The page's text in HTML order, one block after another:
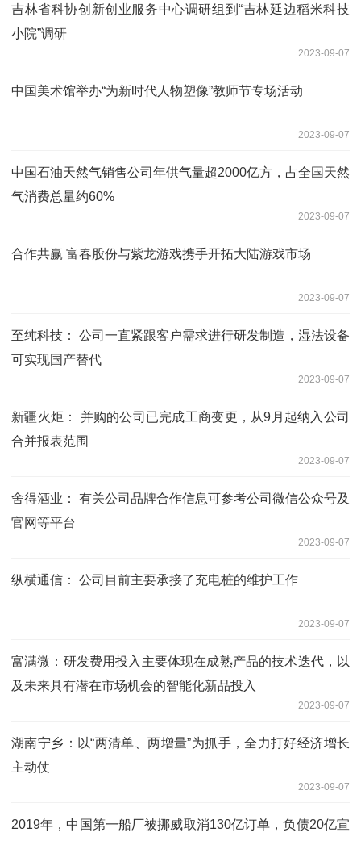
吉林省科协创新创业服务中心调研组到“吉林延边稻米科技
小院”调研
2023-09-07
中国美术馆举办“为新时代人物塑像”教师节专场活动
2023-09-07
中国石油天然气销售公司年供气量超2000亿方，占全国天然
气消费总量约60%
2023-09-07
合作共赢 富春股份与紫龙游戏携手开拓大陆游戏市场
2023-09-07
至纯科技： 公司一直紧跟客户需求进行研发制造，湿法设备
可实现国产替代
2023-09-07
新疆火炬： 并购的公司已完成工商变更，从9月起纳入公司
合并报表范围
2023-09-07
舍得酒业： 有关公司品牌合作信息可参考公司微信公众号及
官网等平台
2023-09-07
纵横通信： 公司目前主要承接了充电桩的维护工作
2023-09-07
富满微：研发费用投入主要体现在成熟产品的技术迭代，以
及未来具有潜在市场机会的智能化新品投入
2023-09-07
湖南宁乡：以“两清单、两增量”为抓手，全力打好经济增长
主动仗
2023-09-07
2019年，中国第一船厂被挪威取消130亿订单，负债20亿宣